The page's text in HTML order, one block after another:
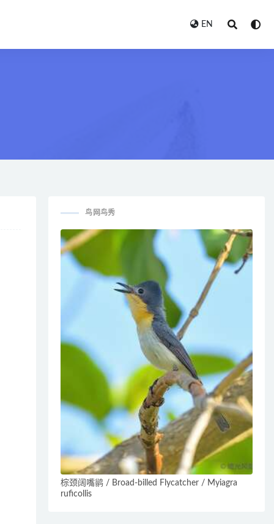
EN
鸟网鸟秀
棕颈阔嘴鹟 / Broad-billed Flycatcher / Myiagra
ruficollis